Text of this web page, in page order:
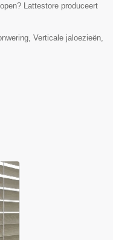
Lattestore produceert
Verticale jaloezieën,